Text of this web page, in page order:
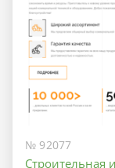
№ 92077
Строительная